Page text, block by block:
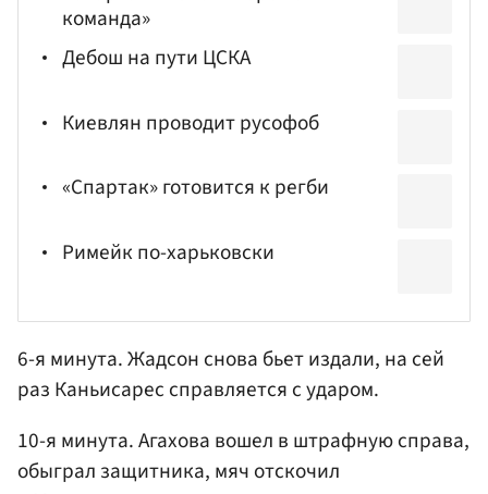
команда»
Дебош на пути ЦСКА
Киевлян проводит русофоб
«Спартак» готовится к регби
Римейк по-харьковски
6-я минута. Жадсон снова бьет издали, на сей
раз Каньисарес справляется с ударом.
10-я минута. Агахова вошел в штрафную справа,
обыграл защитника, мяч отскочил